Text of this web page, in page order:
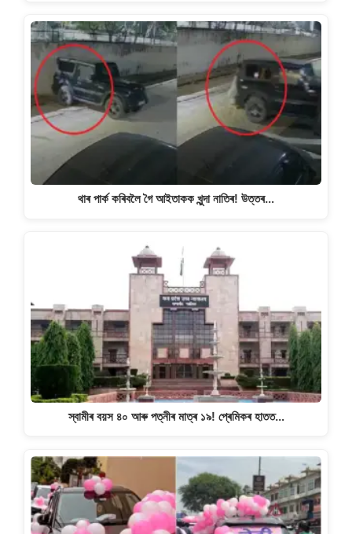
থাৰ পাৰ্ক কৰিবলৈ গৈ আইতাকক খুন্দা নাতিৰ! উত্তৰ…
স্বামীৰ বয়স ৪০ আৰু পত্নীৰ মাত্ৰ ১৯! প্ৰেমিকৰ হাতত…